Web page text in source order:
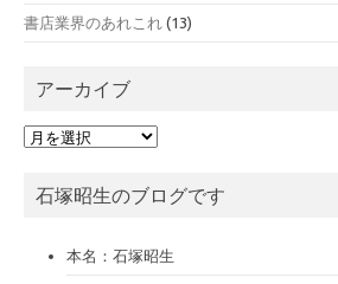
書店業界のあれこれ (13)
アーカイブ
ア
イ石塚昭生のブログです
本名：石塚昭生